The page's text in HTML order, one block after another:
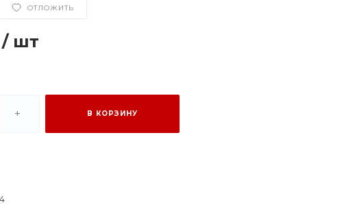
ОТЛОЖИТЬ
/ шт
+ В КОРЗИНУ